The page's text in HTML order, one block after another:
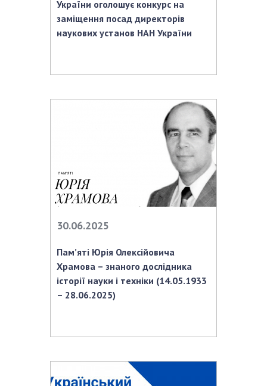
ЗАСІДАННЯ ПРЕЗИДІЇ НАН УКРАЇНИ
МЕДІА ПРО НАС
АКАДЕМІЯ КОМЕНТУЄ
КАБІНЕТ
України оголошує конкурс на
заміщення посад директорів
наукових установ НАН України
30.06.2025
Пам’яті Юрія Олексійовича
Храмова – знаного дослідника
історії науки і техніки (14.05.1933
– 28.06.2025)